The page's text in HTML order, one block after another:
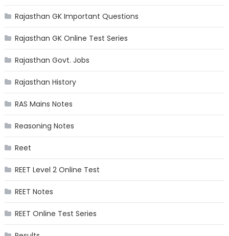
Rajasthan GK Important Questions
Rajasthan GK Online Test Series
Rajasthan Govt. Jobs
Rajasthan History
RAS Mains Notes
Reasoning Notes
Reet
REET Level 2 Online Test
REET Notes
REET Online Test Series